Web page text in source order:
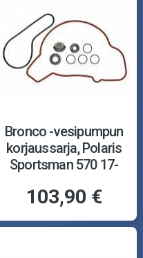
Bronco -vesipumpun
korjaussarja, Polaris
Sportsman 570 17-
103,90 €